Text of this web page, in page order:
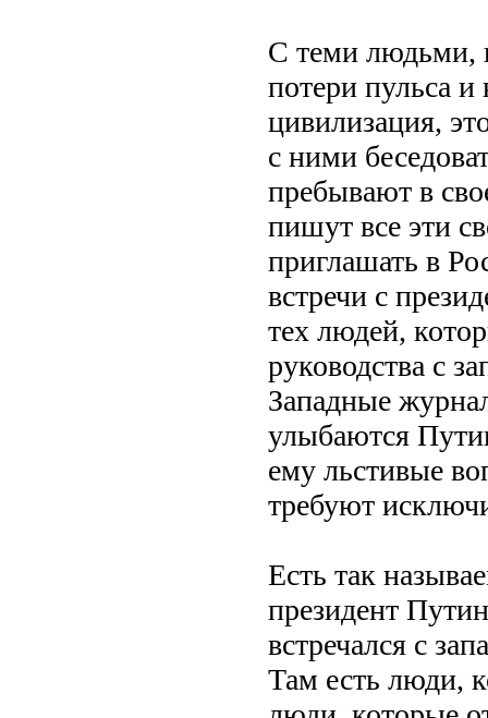
С теми людьми,
потери пульса и
цивилизация,
с ними
пребывают в
пишут все эти
приглашать в
встречи с
тех людей,
руководства с
Западные
улыбаются
ему льстивые
требуют
Есть так
президент
встречался с
Там есть люди,